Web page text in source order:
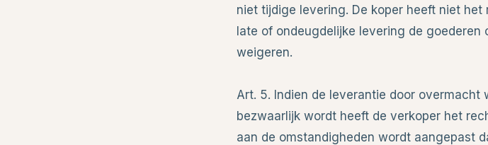
niet tijdige levering. De koper heeft niet
late of ondeugdelijke levering de
weigeren.
Art. 5. Indien de leverantie door overmacht
bezwaarlijk wordt heeft de verkoper het
aan de omstandigheden wordt aangepast